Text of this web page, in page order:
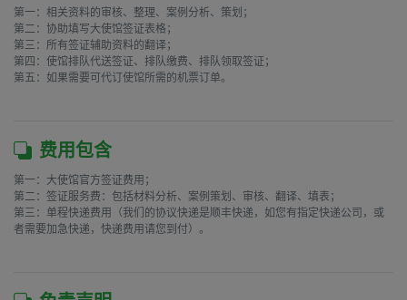
第一：相关资料的审核、整理、案例分析、策划；
第二：协助填写大使馆签证表格；
第三：所有签证辅助资料的翻译；
第四：使馆排队代送签证、排队缴费、排队领取签证；
第五：如果需要可代订使馆所需的机票订单。
费用包含
第一：大使馆官方签证费用；
第二：签证服务费：包括材料分析、案例策划、审核、翻译、填表；
第三：单程快递费用（我们的协议快递是顺丰快递，如您有指定快递公司，或
者需要加急快递，快递费用请您到付）。